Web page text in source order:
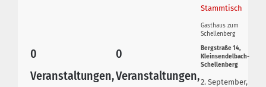
0
Veranstaltungen,
0
Veranstaltungen,
Stammtisch
Gasthaus zum
Schellenberg
Bergstraße 14,
Kleinsendelbach-
Schellenberg
2. September,